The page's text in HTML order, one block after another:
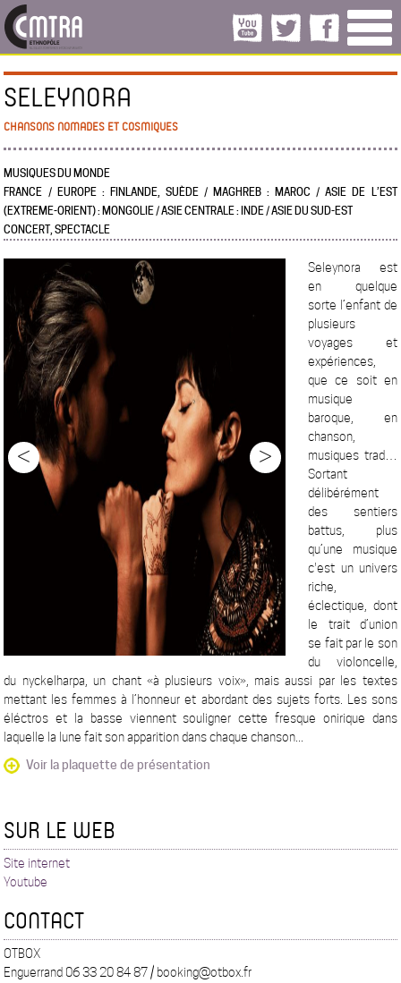
SELEYNORA
CHANSONS NOMADES ET COSMIQUES
MUSIQUES DU MONDE
FRANCE / EUROPE : FINLANDE, SUÈDE / MAGHREB : MAROC / ASIE DE L’EST
(EXTREME-ORIENT) : MONGOLIE / ASIE CENTRALE : INDE / ASIE DU SUD-EST
CONCERT, SPECTACLE
< >
Seleynora est
en quelque
sorte l’enfant de
plusieurs
voyages et
expériences,
que ce soit en
musique
baroque, en
chanson,
musiques trad…
Sortant
délibérément
des sentiers
battus, plus
qu’une musique
c'est un univers
riche,
éclectique, dont
le trait d’union
se fait par le son
du violoncelle,
du nyckelharpa, un chant «à plusieurs voix», mais aussi par les textes
mettant les femmes à l’honneur et abordant des sujets forts. Les sons
éléctros et la basse viennent souligner cette fresque onirique dans
laquelle la lune fait son apparition dans chaque chanson...
Voir la plaquette de présentation
SUR LE WEB
Site internet
Youtube
CONTACT
OTBOX
Enguerrand 06 33 20 84 87 / booking@otbox.fr